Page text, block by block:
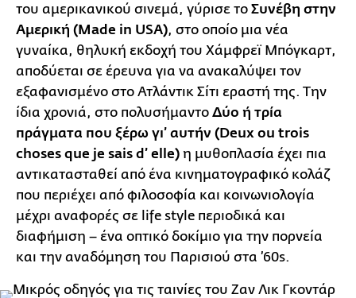
του αμερικανικού σινεμά, γύρισε το Συνέβη στην
Αμερική (Made in USA), στο οποίο μια νέα
γυναίκα, θηλυκή εκδοχή του Χάμφρεϊ Μπόγκαρτ,
αποδύεται σε έρευνα για να ανακαλύψει τον
εξαφανισμένο στο Ατλάντικ Σίτι εραστή της. Την
ίδια χρονιά, στο πολυσήμαντο Δύο ή τρία
πράγματα που ξέρω γι’ αυτήν (Deux ou trois
choses que je sais d’ elle) η μυθοπλασία έχει πια
αντικατασταθεί από ένα κινηματογραφικό κολάζ
που περιέχει από φιλοσοφία και κοινωνιολογία
μέχρι αναφορές σε life style περιοδικά και
διαφήμιση – ένα οπτικό δοκίμιο για την πορνεία
και την αναδόμηση του Παρισιού στα ’60s.